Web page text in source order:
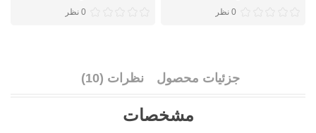
0 نظر 0 نظر
جزئیات محصول نظرات (10)
مشخصات